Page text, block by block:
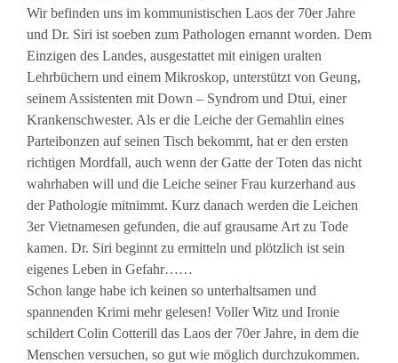
Wir befinden uns im kommunistischen Laos der 70er Jahre
und Dr. Siri ist soeben zum Pathologen ernannt worden. Dem
Einzigen des Landes, ausgestattet mit einigen uralten
Lehrbüchern und einem Mikroskop, unterstützt von Geung,
seinem Assistenten mit Down – Syndrom und Dtui, einer
Krankenschwester. Als er die Leiche der Gemahlin eines
Parteibonzen auf seinen Tisch bekommt, hat er den ersten
richtigen Mordfall, auch wenn der Gatte der Toten das nicht
wahrhaben will und die Leiche seiner Frau kurzerhand aus
der Pathologie mitnimmt. Kurz danach werden die Leichen
3er Vietnamesen gefunden, die auf grausame Art zu Tode
kamen. Dr. Siri beginnt zu ermitteln und plötzlich ist sein
eigenes Leben in Gefahr……
Schon lange habe ich keinen so unterhaltsamen und
spannenden Krimi mehr gelesen! Voller Witz und Ironie
schildert Colin Cotterill das Laos der 70er Jahre, in dem die
Menschen versuchen, so gut wie möglich durchzukommen.